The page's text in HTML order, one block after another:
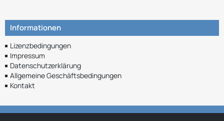
Informationen
Lizenzbedingungen
Impressum
Datenschutzerklärung
Allgemeine Geschäftsbedingungen
Kontakt